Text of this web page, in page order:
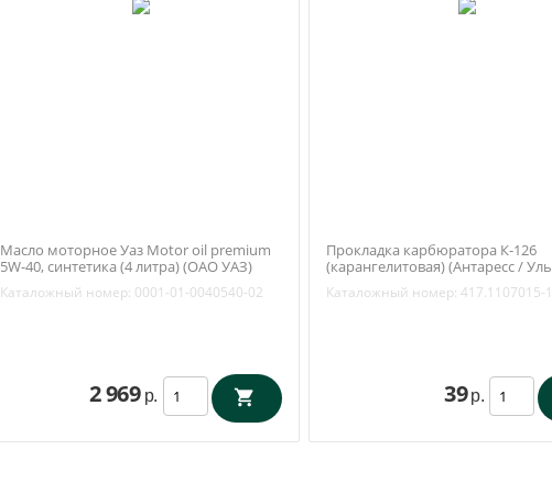
Масло моторное Уаз Motor oil premium
5W-40, синтетика (4 литра) (ОАО УАЗ)
Каталожный номер: 0001-01-0040540-02
2 969 р.
Прокладка карбюратора К-126
(карангелитовая) (Антаресс /
Каталожный номер: 417.1107015-
39 р.